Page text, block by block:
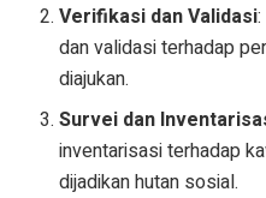
Verifikasi dan Validasi
dan validasi terhadap
diajukan.
Survei dan
inventarisasi terhadap
dijadikan hutan sosial.